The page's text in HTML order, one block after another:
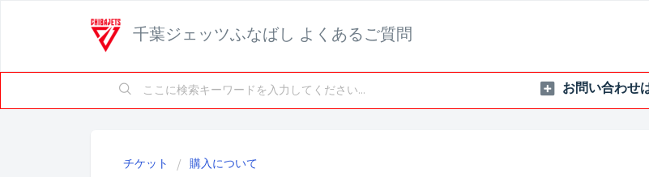
千葉ジェッツふなばし よくあるご質問
チケット 購入について